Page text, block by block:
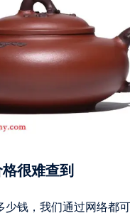
很难查到
少钱，我们通过网络都